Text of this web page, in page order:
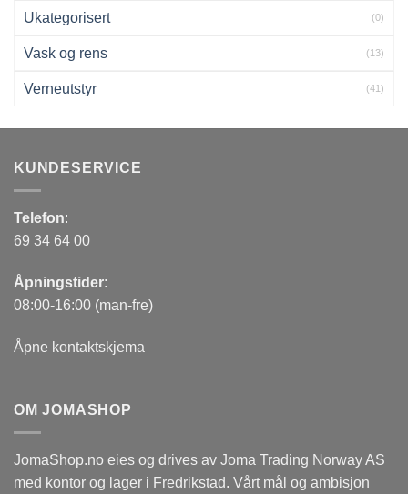
Ukategorisert (0)
Vask og rens (13)
Verneutstyr (41)
KUNDESERVICE
Telefon:
69 34 64 00
Åpningstider:
08:00-16:00 (man-fre)
Åpne kontaktskjema
OM JOMASHOP
JomaShop.no eies og drives av Joma Trading Norway AS
med kontor og lager i Fredrikstad. Vårt mål og ambisjon